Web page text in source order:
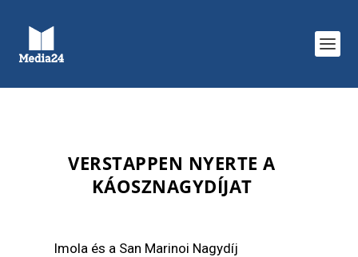
VERSTAPPEN NYERTE A
KÁOSZNAGYDÍJAT
Imola és a San Marinoi Nagydíj